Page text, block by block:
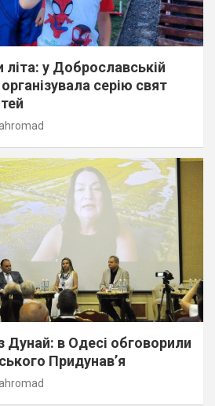
у Доброславській
серію свят
Дунай: в Одесі обговорили
Придунав’я